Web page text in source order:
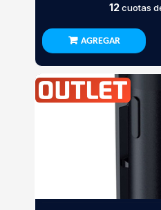
12cuotas
AGREGAR